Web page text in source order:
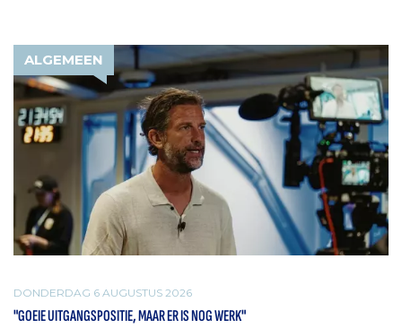
ALGEMEEN
DONDERDAG 6 AUGUSTUS 2026
"GOEIE UITGANGSPOSITIE, MAAR ER IS NOG WERK"